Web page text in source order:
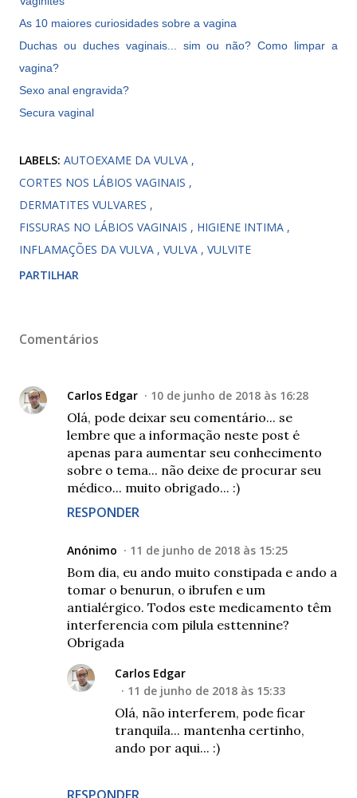
As 10 maiores curiosidades sobre a vagina
Duchas ou duches vaginais... sim ou não? Como limpar a
vagina?
Sexo anal engravida?
Secura vaginal
LABELS: AUTOEXAME DA VULVA
CORTES NOS LÁBIOS VAGINAIS
DERMATITES VULVARES
FISSURAS NO LÁBIOS VAGINAIS
HIGIENE INTIMA
INFLAMAÇÕES DA VULVA
VULVA
VULVITE
PARTILHAR
Comentários
Carlos Edgar 10 de junho de 2018 às 16:28
Olá, pode deixar seu comentário... se
lembre que a informação neste post é
apenas para aumentar seu conhecimento
sobre o tema... não deixe de procurar seu
médico... muito obrigado... :)
RESPONDER
Anónimo 11 de junho de 2018 às 15:25
Bom dia, eu ando muito constipada e ando a
tomar o benurun, o ibrufen e um
antialérgico. Todos este medicamento têm
interferencia com pilula esttennine?
Obrigada
Carlos Edgar
11 de junho de 2018 às 15:33
Olá, não interferem, pode ficar
tranquila... mantenha certinho,
ando por aqui... :)